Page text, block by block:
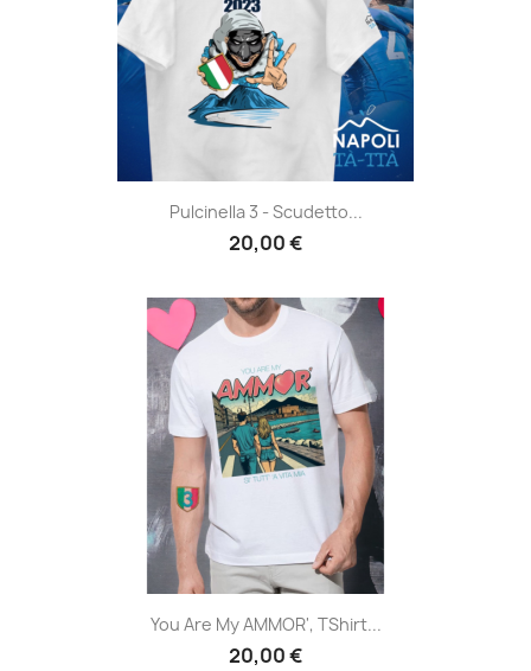
Pulcinella 3 - Scudetto...
20,00 €
You Are My AMMOR', TShirt...
20,00 €